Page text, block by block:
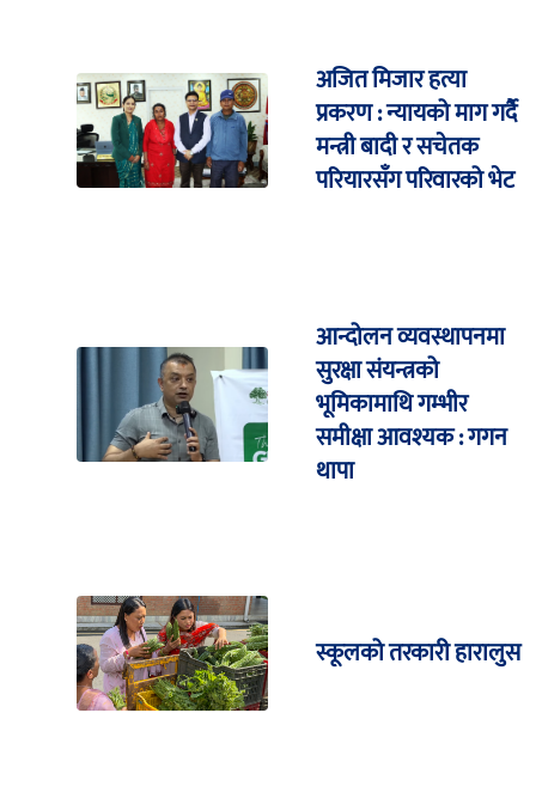
अजित मिजार हत्या
प्रकरण : न्यायको माग गर्दै
मन्त्री बादी र सचेतक
परियारसँग परिवारको भेट
आन्दोलन व्यवस्थापनमा
सुरक्षा संयन्त्रको
भूमिकामाथि गम्भीर
समीक्षा आवश्यक : गगन
थापा
स्कूलको तरकारी हारालुस